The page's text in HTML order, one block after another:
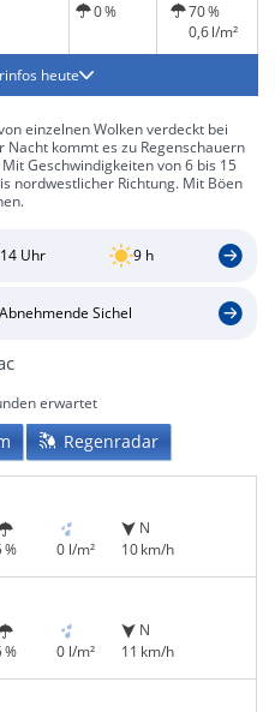
0 %
70 %
0,6 l/m²
heute
einzelnen Wolken verdeckt bei
Nacht kommt es zu Regenschauern
Geschwindigkeiten von 6 bis 15
nordwestlicher Richtung. Mit Böen
Uhr 9 h
Sichel
erwartet
Regenradar
% 0 l/m²
N
10 km/h
% 0 l/m²
N
11 km/h